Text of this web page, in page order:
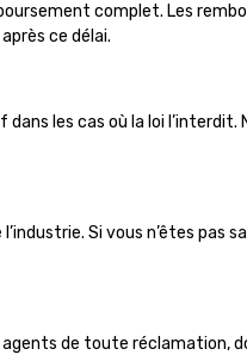
complet. Les
ce délai.
les cas où la loi l’interdit.
Si vous n’êtes pas
de toute réclamation,